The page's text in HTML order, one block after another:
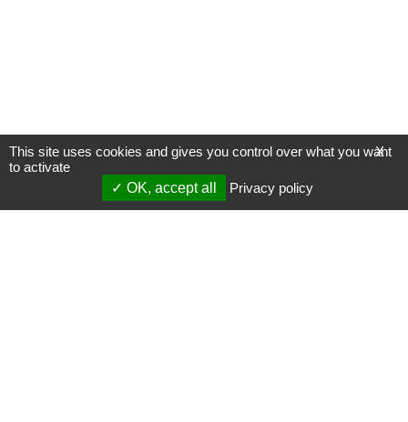
X
This site uses cookies and gives you control over what you want
to activate
OK, accept all
Privacy policy